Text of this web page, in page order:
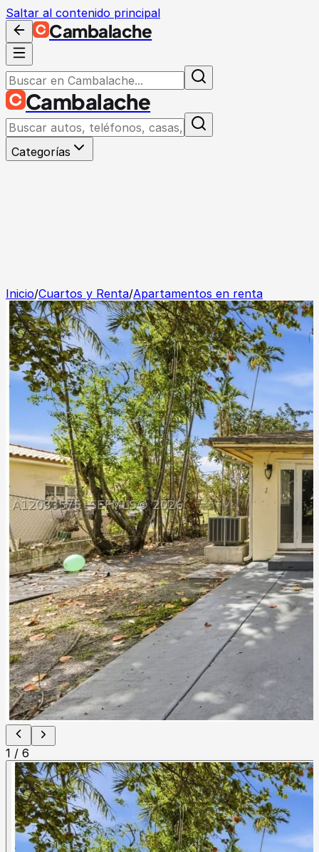
Saltar al contenido principal
Cambalache
Cambalache
Categorías
Inicio/Cuartos y Renta/Apartamentos en renta
1 / 6